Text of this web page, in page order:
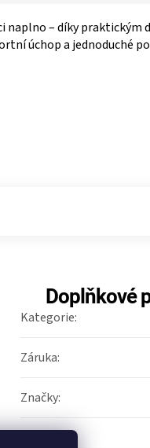
naplno – díky praktickým
úchop a jednoduché
Doplňkové
Kategorie:
Záruka:
Značky: